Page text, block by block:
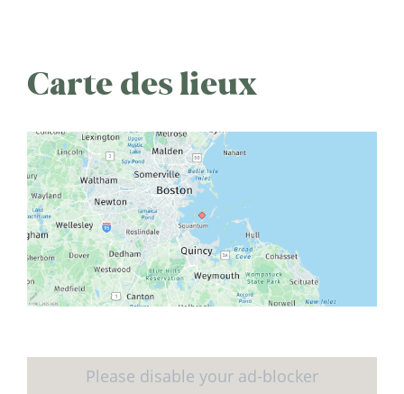
Carte des lieux